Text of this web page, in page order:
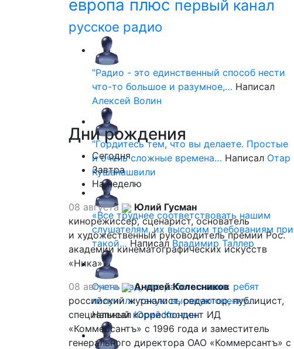
европа плюс первый канал
русское радио
"Радио - это единственный способ нести
что-то большое и разумное,… Написал
Алексей Волин
"Гордитесь тем, что вы делаете. Простые
и очень сложные времена… Написал Отар
Кушанашвили
«Все труднее соответствовать нашим
слушателям, их высоким требованиям при
такой… Написал Владимир Таллер
Очень рад, что работы наших ребят
получили такую высокую оценку…
НаписалЮрий Костин
Днирождения
Сегодня
Завтра
На неделю
08 августа
Юлий Гусман
кинорежиссер, сценарист, основатель
и художественный руководитель премии Рос.
академии кинематографических искусств
«Ника»
08 августа
Андрей Колесников
российский журналист, редактор, публицист,
специальный корреспондент ИД
«Коммерсантъ» с 1996 года и заместитель
генерального директора ОАО «Коммерсантъ» с